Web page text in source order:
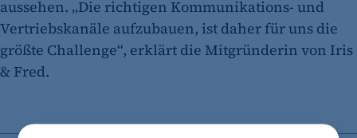
aussehen. „Die richtigen Kommunikations- und
Vertriebskanäle aufzubauen, ist daher für uns die
größte Challenge“, erklärt die Mitgründerin von Iris
& Fred.